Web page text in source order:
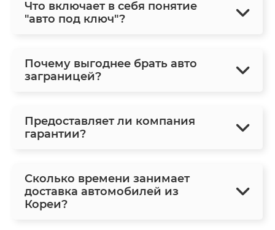
Что включает в себя понятие
"авто под ключ"?
Почему выгоднее брать авто
заграницей?
Предоставляет ли компания
гарантии?
Сколько времени занимает
доставка автомобилей из
Кореи?